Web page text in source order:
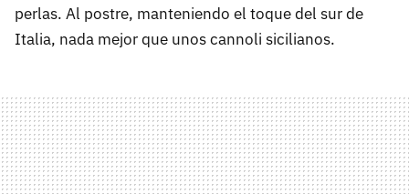
perlas. Al postre, manteniendo el toque del sur de
Italia, nada mejor que unos cannoli sicilianos.